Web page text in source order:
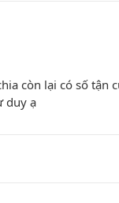
còn lại có số
duy ạ